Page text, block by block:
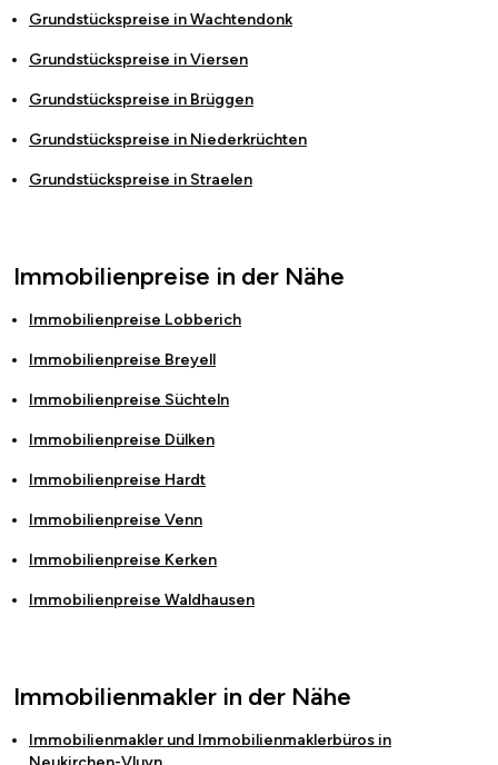
Grundstückspreise inWachtendonk
Grundstückspreise inViersen
Grundstückspreise in Brüggen
Grundstückspreise in Niederkrüchten
Grundstückspreise in Straelen
Immobilienpreise in der Nähe
Immobilienpreise Lobberich
Immobilienpreise Breyell
Immobilienpreise Süchteln
Immobilienpreise Dülken
Immobilienpreise Hardt
Immobilienpreise Venn
Immobilienpreise Kerken
Immobilienpreise Waldhausen
Immobilienmakler in der Nähe
Immobilienmakler und Immobilienmaklerbüros in